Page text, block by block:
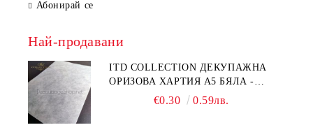
Абонирай се
Най-продавани
ITD COLLECTION ДЕКУПАЖНА
ОРИЗОВА ХАРТИЯ А5 БЯЛА -
€0.30 0.59лв.